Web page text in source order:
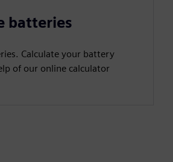
batteries
Calculate your battery
of our online calculator